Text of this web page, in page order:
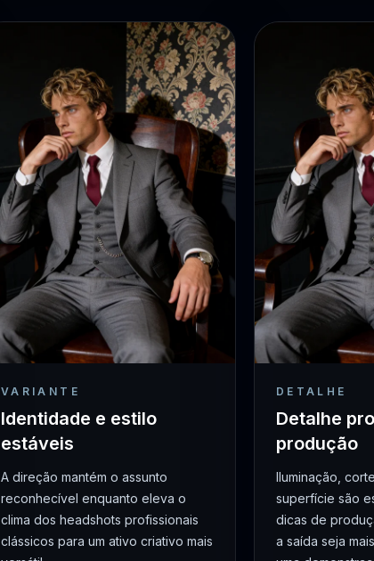
VARIANTE
Identidade e estilo
estáveis
A direção mantém o assunto
reconhecível enquanto eleva o
clima dos headshots profissionais
clássicos para um ativo criativo mais
DETALHE
Detalhe
produção
Iluminação,
superfície são
dicas de
a saída seja